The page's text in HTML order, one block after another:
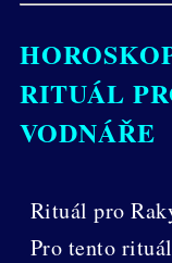
RITUÁL
VODNÁŘE
Rituál pro
Pro tento